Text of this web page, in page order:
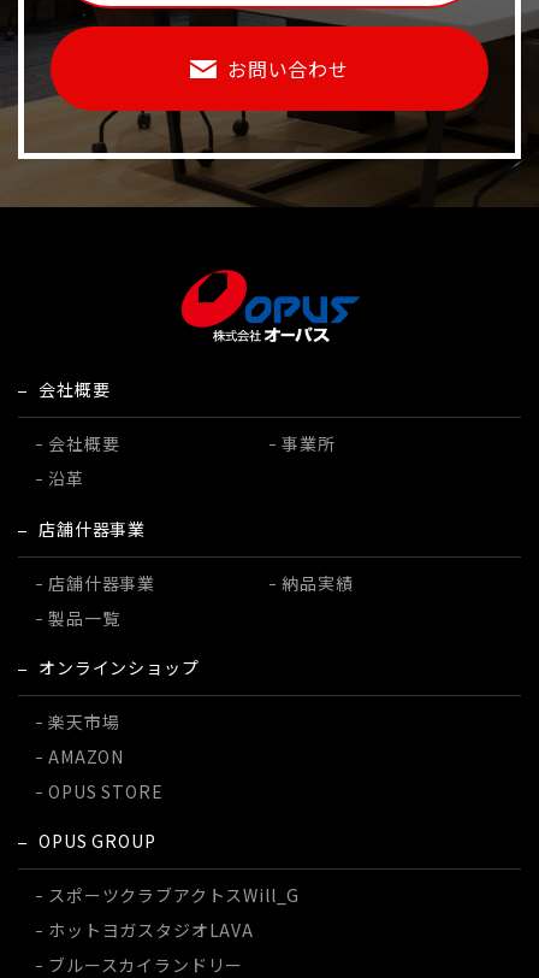
お問い合わせ
会社概要
会社概要
事業所
沿革
店舗什器事業
店舗什器事業
納品実績
製品一覧
オンラインショップ
楽天市場
AMAZON
OPUS STORE
OPUS GROUP
スポーツクラブアクトスWill_G
ホットヨガスタジオLAVA
ブルースカイランドリー